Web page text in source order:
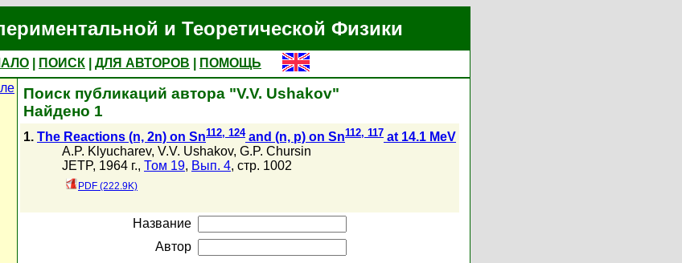
и Теоретической Физики
ПОИСК ДЛЯ АВТОРОВ
ПОМОЩЬ
Поиск публикаций автора "V.V. Ushakov"
Найдено 1
1. The Reactions (n, 2n) on Sn112, 124and (n, p) on Sn112, 117 at 14.1 MeV
A.P. Klyucharev, V.V. Ushakov, G.P. Chursin
JETP, 1964 г., Том 19, Вып. 4, стр. 1002
PDF (222.9K)
Название
Автор